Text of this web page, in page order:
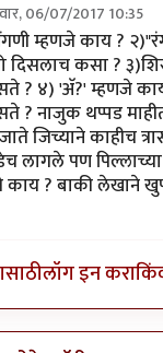
06/07/2017 10:35
म्हणजे काय ?
दिसलाच कसा ?
? ४) 'अ‍ॅ?' म्हणजे
? नाजुक थप्पड
जिच्याने काहीच
लागले पण
? बाकी लेखाने
लॉग इन करा